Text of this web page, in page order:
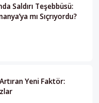
Saldırı Teşebbüsü:
mı Sıçrıyordu?
Yeni Faktör: